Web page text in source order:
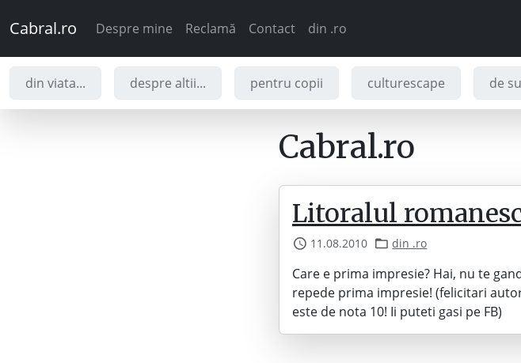
Cabral.ro Despre mine Reclamă Contact din .ro
din viata... despre altii... pentru copii culturescape de
Cabral.ro
Litoralul
11.08.2010 din .ro
Care e prima impresie? Hai, nu te
repede prima impresie! (felicitari
este de nota 10! Ii puteti gasi pe FB)